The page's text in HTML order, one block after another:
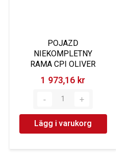
POJAZD
NIEKOMPLETNY
RAMA CPI OLIVER
1 973,16 kr‎
Lägg i varukorg